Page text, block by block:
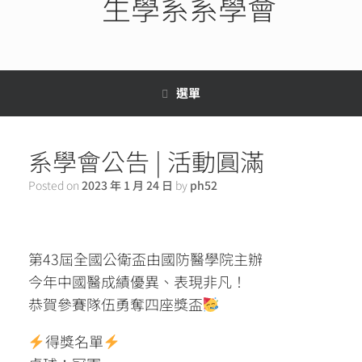
選單
系學會公告 | 活動圓滿
Posted on 2023 年 1 月 24 日 by ph52
第43屆全國公衛盃由國防醫學院主辦
今年中國醫成績優異、表現非凡！
恭賀參賽隊伍勇奪四座獎盃
得獎名單